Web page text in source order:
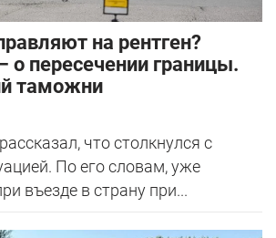
на рентген?
о пересечении границы.
таможни
что столкнулся с
По его словам, уже
въезде в страну при...